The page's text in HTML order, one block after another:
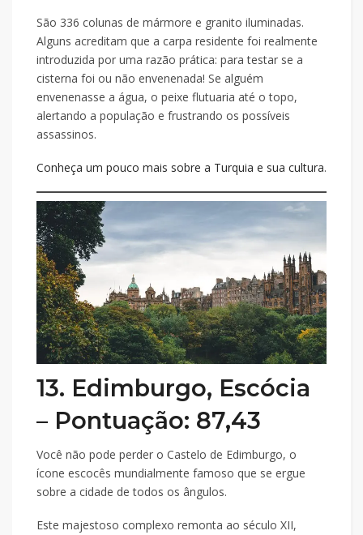
São 336 colunas de mármore e granito iluminadas.
Alguns acreditam que a carpa residente foi realmente
introduzida por uma razão prática: para testar se a
cisterna foi ou não envenenada! Se alguém
envenenasse a água, o peixe flutuaria até o topo,
alertando a população e frustrando os possíveis
assassinos.
Conheça um pouco mais sobre a Turquia e sua cultura.
13. Edimburgo, Escócia
– Pontuação: 87,43
Você não pode perder o Castelo de Edimburgo, o
ícone escocês mundialmente famoso que se ergue
sobre a cidade de todos os ângulos.
Este majestoso complexo remonta ao século XII,